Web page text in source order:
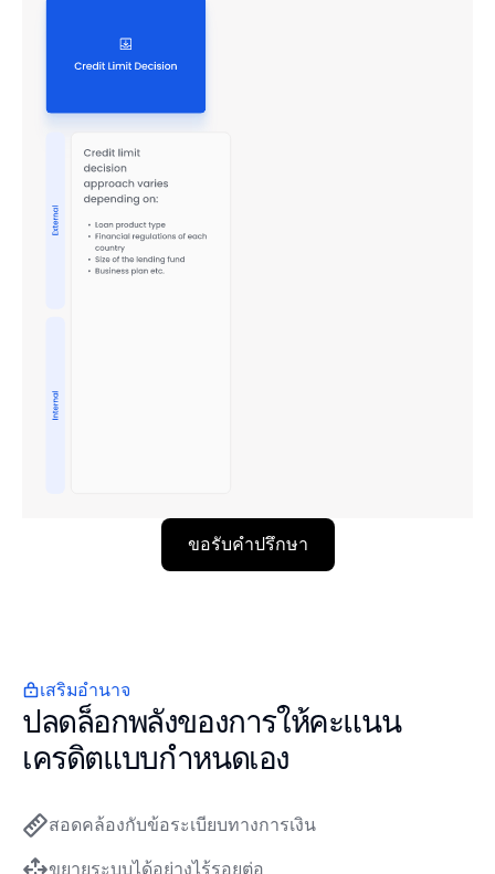
ขอรับคำปรึกษา
เสริมอำนาจ
ปลดล็อกพลังของการให้คะแนน
เครดิตแบบกำหนดเอง
สอดคล้องกับข้อระเบียบทางการเงิน
ขยายระบบได้อย่างไร้รอยต่อ